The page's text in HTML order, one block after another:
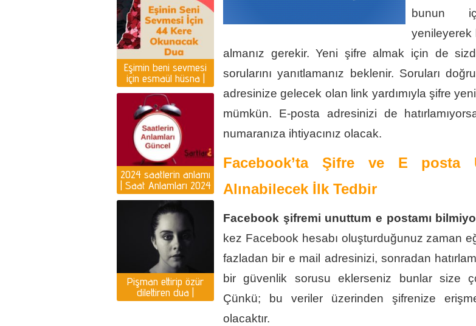
bunun
yenileyerek
almanız gerekir. Yeni şifre almak için de
sorularını yanıtlamanız beklenir. Soruları
adresinize gelecek olan link yardımıyla şifre
mümkün. E-posta adresinizi de
numaranıza ihtiyacınız olacak.
Facebook’ta Şifre ve E posta
Alınabilecek İlk Tedbir
Facebook şifremi unuttum e postamı
kez Facebook hesabı oluşturduğunuz zaman
fazladan bir e mail adresinizi, sonradan
bir güvenlik sorusu eklerseniz bunlar size
Çünkü; bu veriler üzerinden şifrenize
olacaktır.
Eşimin beni sevmesi
için esmaül hüsna |
Eşin seni sevmesi için
dua
2024 saatlerin anlamı
| Saat Anlamları 2024
Yılı Yorumlar
Pişman ettirip özür
dilettiren dua |
Pişmanlık duası var